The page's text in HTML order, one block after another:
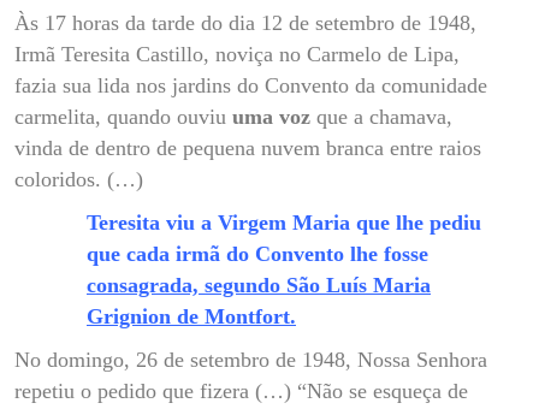
Às 17 horas da tarde do dia 12 de setembro de 1948,
Irmã Teresita Castillo, noviça no Carmelo de Lipa,
fazia sua lida nos jardins do Convento da comunidade
carmelita, quando ouviu uma voz que a chamava,
vinda de dentro de pequena nuvem branca entre raios
coloridos. (…)
Teresita viu a Virgem Maria que lhe pediu
que cada irmã do Convento lhe fosse
consagrada, segundo São Luís Maria
Grignion de Montfort.
No domingo, 26 de setembro de 1948, Nossa Senhora
repetiu o pedido que fizera (…) “Não se esqueça de